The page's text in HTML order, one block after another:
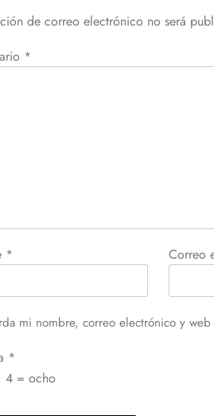
de correo electrónico no será
*
* Correo
mi nombre, correo electrónico y
*
4 = ocho